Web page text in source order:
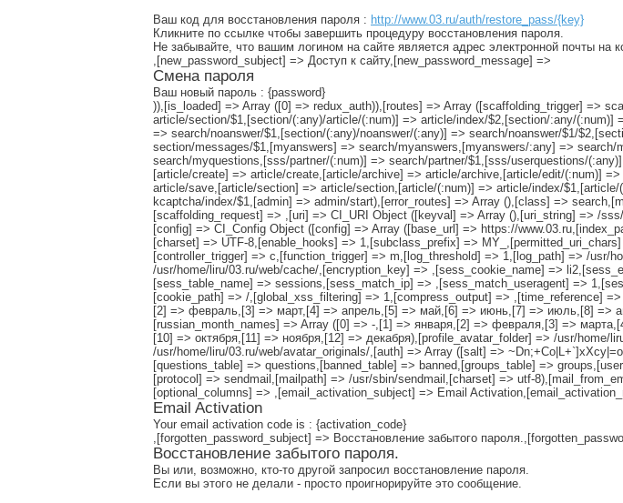
Ваш код для восстановления пароля : http://www.03.ru/auth/restore_pass/{key}
Кликните по ссылке чтобы завершить процедуру восстановления пароля.
Не забывайте, что вашим логином на сайте является адрес электронной почты на
,[new_password_subject] => Доступ к сайту,[new_password_message] =>
Смена пароля
Ваш новый пароль : {password}
)),[is_loaded] => Array ([0] => redux_auth)),[routes] => Array ([scaffolding_trigger] =>
article/section/$1,[section/(:any)/article/(:num)] => article/index/$2,[section/:any/
=> search/noanswer/$1,[section/(:any)/noanswer/(:any)] => search/noanswer/$1/
section/messages/$1,[myanswers] => search/myanswers,[myanswers/:any] =>
search/myquestions,[sss/partner/(:num)] => search/partner/$1,[sss/userquestions/
[article/create] => article/create,[article/archive] => article/archive,[article/edit/(:num)]
article/save,[article/section] => article/section,[article/(:num)] => article/index/
kcaptcha/index/$1,[admin] => admin/start),[error_routes] => Array (),[class] =>
[scaffolding_request] => ,[uri] => CI_URI Object ([keyval] => Array (),[uri_string] => /
[config] => CI_Config Object ([config] => Array ([base_url] => https://
[charset] => UTF-8,[enable_hooks] => 1,[subclass_prefix] =>
[controller_trigger] => c,[function_trigger] => m,[log_threshold] => 1,[log_path] => /usr/
/usr/home/liru/03.ru/web/cache/,[encryption_key] => ,[sess_cookie_name] =>
[sess_table_name] => sessions,[sess_match_ip] => ,[sess_match_useragent] =>
[cookie_path] => /,[global_xss_filtering] => 1,[compress_output] => ,[time_reference]
[2] => февраль,[3] => март,[4] => апрель,[5] => май,[6] => июнь,[7] => июль,[8] =>
[russian_month_names] => Array ([0] => -,[1] => января,[2] => февраля,[3] =>
[10] => октября,[11] => ноября,[12] => декабря),[profile_avatar_folder] => /usr/home/
/usr/home/liru/03.ru/web/avatar_originals/,[auth] => Array ([salt] =>
[questions_table] => questions,[banned_table] => banned,[groups_table] =>
[protocol] => sendmail,[mailpath] => /usr/sbin/sendmail,[charset] => utf-
[optional_columns] => ,[email_activation_subject] => Email
Email Activation
Your email activation code is : {activation_code}
,[forgotten_password_subject] => Восстановление забытого
Восстановление забытого пароля.
Вы или, возможно, кто-то другой запросил восстановление пароля.
Если вы этого не делали - просто проигнорируйте это сообщение.